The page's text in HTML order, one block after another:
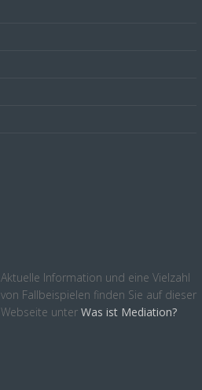
Aktuelle Information und eine Vielzahl
von Fallbeispielen finden Sie auf dieser
Webseite unter Was ist Mediation?